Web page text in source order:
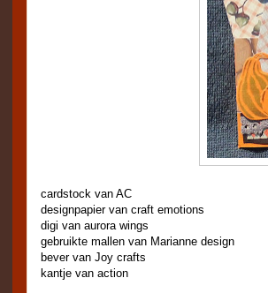
cardstock van AC
designpapier van craft emotions
digi van aurora wings
gebruikte mallen van Marianne design
bever van Joy crafts
kantje van action